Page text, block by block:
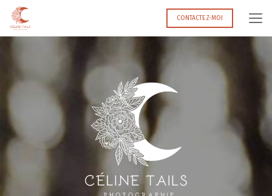
Aller
contenu
CONTACTEZ-MOI